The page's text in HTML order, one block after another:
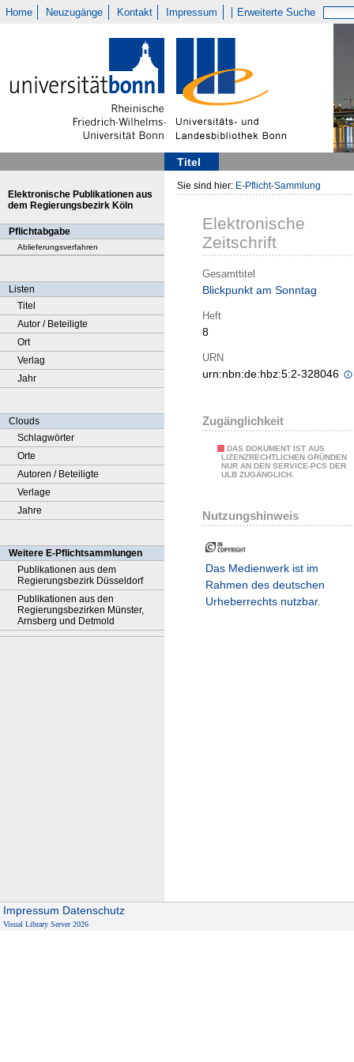
Home Neuzugänge Kontakt Impressum Erweiterte Suche
Titel
Elektronische Publikationen aus
dem Regierungsbezirk Köln
Pflichtabgabe
Ablieferungsverfahren
Listen
Titel
Autor / Beteiligte
Ort
Verlag
Jahr
Clouds
Schlagwörter
Orte
Autoren / Beteiligte
Verlage
Jahre
Weitere E-Pflichtsammlungen
Publikationen aus dem
Regierungsbezirk Düsseldorf
Publikationen aus den
Regierungsbezirken Münster,
Arnsberg und Detmold
Sie sind hier: E-Pflicht-Sammlung
Elektronische
Zeitschrift
Gesamttitel
Blickpunkt am Sonntag
Heft
8
URN
urn:nbn:de:hbz:5:2-328046
Zugänglichkeit
DAS DOKUMENT IST AUS
LIZENZRECHTLICHEN GRÜNDEN
NUR AN DEN SERVICE-PCS DER
ULB ZUGÄNGLICH.
Nutzungshinweis
Das Medienwerk ist im
Rahmen des deutschen
Urheberrechts nutzbar.
Impressum Datenschutz
Visual Library Server 2026